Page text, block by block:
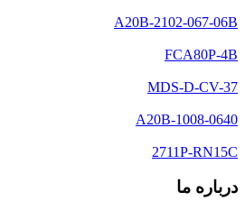
A20B-2102-067-06B
FCA80P-4B
MDS-D-CV-37
A20B-1008-0640
2711P-RN15C
درباره ما